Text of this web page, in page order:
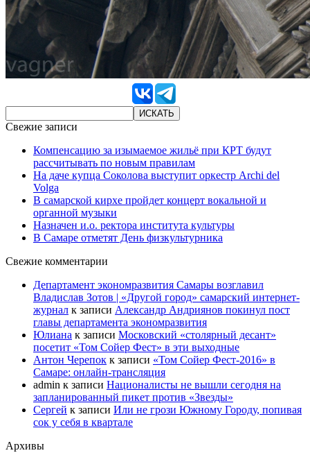
Свежие записи
Компенсацию за изымаемое жильё при КРТ будут
рассчитывать по новым правилам
На даче купца Соколова выступит оркестр Archi del
Volga
В самарской кирхе пройдет концерт вокальной и
органной музыки
Назначен и.о. ректора института культуры
В Самаре отметят День физкультурника
Свежие комментарии
Департамент экономразвития Самары возглавил
Владислав Зотов | «Другой город» самарский интернет-
журнал к записи Александр Андриянов покинул пост
главы департамента экономразвития
Юлиана к записи Московский «столярный десант»
посетит «Том Сойер Фест» в эти выходные
Антон Черепок к записи «Том Сойер Фест-2016» в
Самаре: онлайн-трансляция
admin к записи Националисты не вышли сегодня на
запланированный пикет против «Звезды»
Сергей к записи Или не грози Южному Городу, попивая
сок у себя в квартале
Архивы